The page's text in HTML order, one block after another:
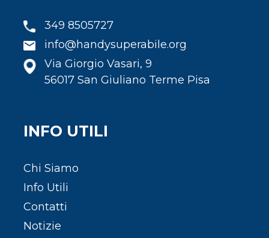
349 8505727
info@handysuperabile.org
Via Giorgio Vasari, 9
56017 San Giuliano Terme Pisa
INFO UTILI
Chi Siamo
Info Utili
Contatti
Notizie